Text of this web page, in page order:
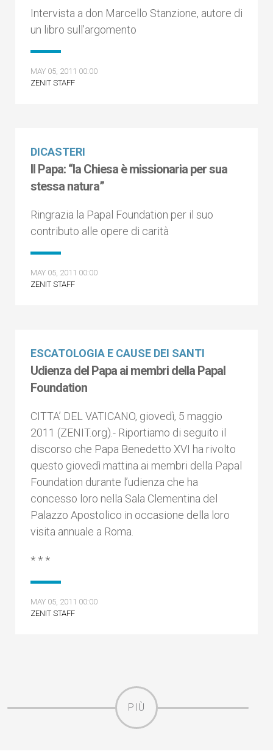
Intervista a don Marcello Stanzione, autore di
un libro sull’argomento
MAY 05, 2011 00:00
ZENIT STAFF
DICASTERI
Il Papa: “la Chiesa è missionaria per sua
stessa natura”
Ringrazia la Papal Foundation per il suo
contributo alle opere di carità
MAY 05, 2011 00:00
ZENIT STAFF
ESCATOLOGIA E CAUSE DEI SANTI
Udienza del Papa ai membri della Papal
Foundation
CITTA’ DEL VATICANO, giovedì, 5 maggio
2011 (ZENIT.org).- Riportiamo di seguito il
discorso che Papa Benedetto XVI ha rivolto
questo giovedì mattina ai membri della Papal
Foundation durante l’udienza che ha
concesso loro nella Sala Clementina del
Palazzo Apostolico in occasione della loro
visita annuale a Roma.
* * *
MAY 05, 2011 00:00
ZENIT STAFF
PIÙ